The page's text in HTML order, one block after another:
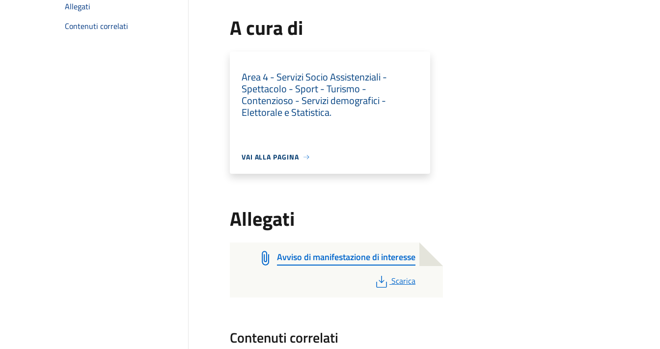
Allegati
Contenuti correlati
A cura di
Area 4 - Servizi Socio Assistenziali -
Spettacolo - Sport - Turismo -
Contenzioso - Servizi demografici -
Elettorale e Statistica.
VAI ALLA PAGINA
Allegati
Avviso di manifestazione di interesse
PDF
Scarica
Contenuti correlati